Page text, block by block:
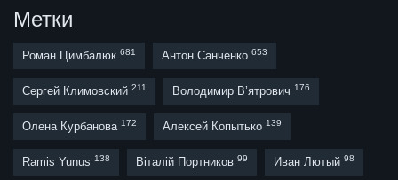
Метки
Роман Цимбалюк 681 Антон Санченко 653
Сергей Климовский 211 Володимир В’ятрович 176
Олена Курбанова 172 Алексей Копытько 139
Ramis Yunus 138 Віталій Портников 99 Иван Лютый 98